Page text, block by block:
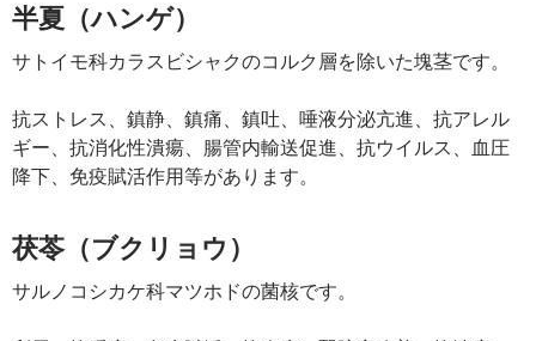
半夏（ハンゲ）
サトイモ科カラスビシャクのコルク層を除いた塊茎です。
抗ストレス、鎮静、鎮痛、鎮吐、唾液分泌亢進、抗アレル
ギー、抗消化性潰瘍、腸管内輸送促進、抗ウイルス、血圧
降下、免疫賦活作用等があります。
茯苓（ブクリョウ）
サルノコシカケ科マツホドの菌核です。